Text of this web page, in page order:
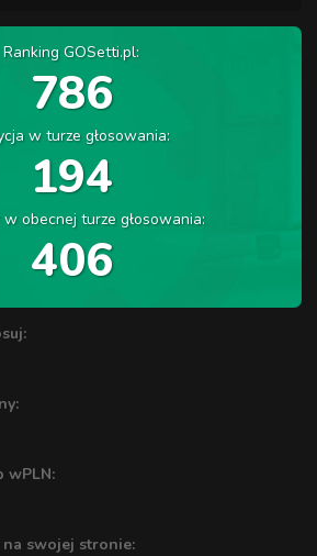
Ranking GOSetti.pl:
786
w turze głosowania:
194
obecnej turze głosowania:
406
wPLN:
swojej stronie: